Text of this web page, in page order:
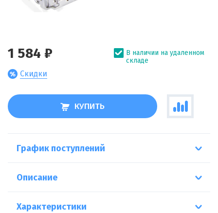
1 584 ₽
Скидки
В наличии на удаленном
складе
КУПИТЬ
График поступлений
Описание
Характеристики